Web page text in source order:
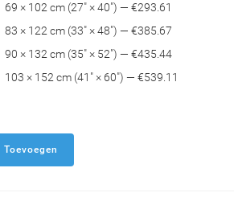
69 × 102 cm (27" × 40") — €293.61
83 × 122 cm (33" × 48") — €385.67
90 × 132 cm (35" × 52") — €435.44
103 × 152 cm (41" × 60") — €539.11